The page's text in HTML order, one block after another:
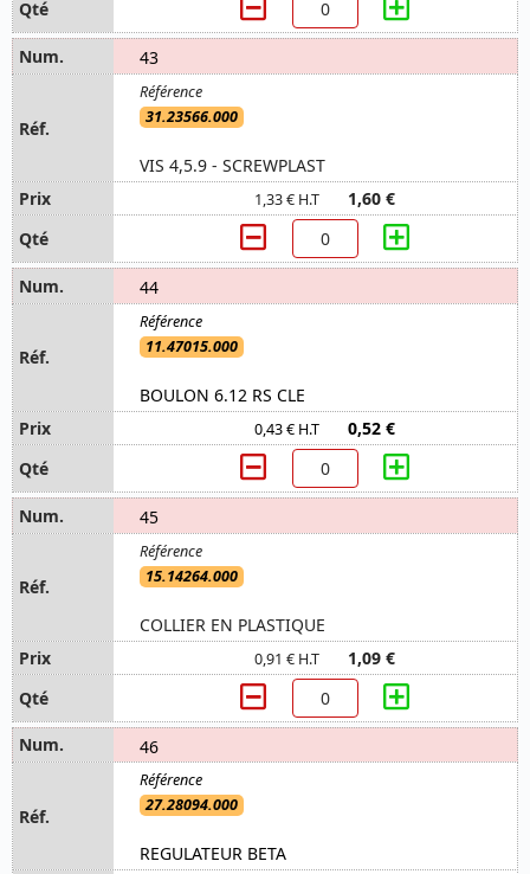
43
31.23566.000
VIS 4,5.9 - SCREWPLAST
1,33 € H.T 1,60 €
44
11.47015.000
BOULON 6.12 RS CLE
0,43 € H.T 0,52 €
45
15.14264.000
COLLIER EN PLASTIQUE
0,91 € H.T 1,09 €
46
27.28094.000
REGULATEUR BETA